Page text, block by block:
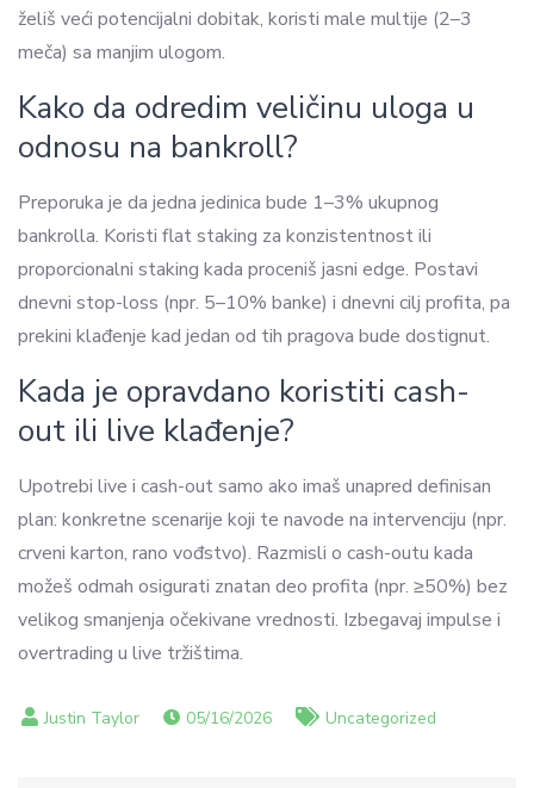
želiš veći potencijalni dobitak, koristi male multije (2–3
meča) sa manjim ulogom.
Kako da odredim veličinu uloga u
odnosu na bankroll?
Preporuka je da jedna jedinica bude 1–3% ukupnog
bankrolla. Koristi flat staking za konzistentnost ili
proporcionalni staking kada proceniš jasni edge. Postavi
dnevni stop-loss (npr. 5–10% banke) i dnevni cilj profita, pa
prekini klađenje kad jedan od tih pragova bude dostignut.
Kada je opravdano koristiti cash-
out ili live klađenje?
Upotrebi live i cash-out samo ako imaš unapred definisan
plan: konkretne scenarije koji te navode na intervenciju (npr.
crveni karton, rano vođstvo). Razmisli o cash-outu kada
možeš odmah osigurati znatan deo profita (npr. ≥50%) bez
velikog smanjenja očekivane vrednosti. Izbegavaj impulse i
overtrading u live tržištima.
05/16/2026 Uncategorized